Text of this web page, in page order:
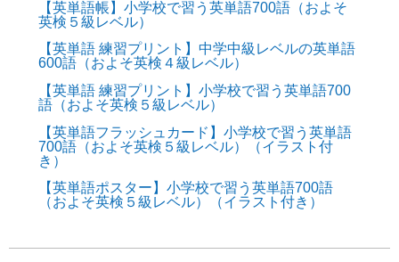
【英単語帳】小学校で習う英単語700語（およそ
英検５級レベル）
【英単語 練習プリント】中学中級レベルの英単語
600語（およそ英検４級レベル）
【英単語 練習プリント】小学校で習う英単語700
語（およそ英検５級レベル）
【英単語フラッシュカード】小学校で習う英単語
700語（およそ英検５級レベル）（イラスト付
き）
【英単語ポスター】小学校で習う英単語700語
（およそ英検５級レベル）（イラスト付き）